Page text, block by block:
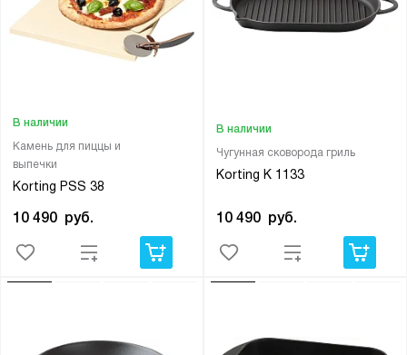
Камень для пиццы и
выпечки
Korting PSS 38
В наличии
10 490 руб.
Чугунная сковорода гриль
Korting K 1133
В наличии
10 490 руб.